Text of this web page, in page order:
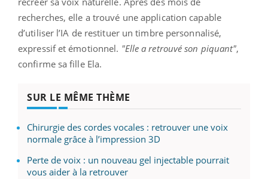
recherches, elle a trouvé une application capable
d’utiliser l’IA de restituer un timbre personnalisé,
expressif et émotionnel. "Elle a retrouvé son piquant",
confirme sa fille Ela.
SUR LE MÊME THÈME
Chirurgie des cordes vocales : retrouver une voix
normale grâce à l’impression 3D
Perte de voix : un nouveau gel injectable pourrait
vous aider à la retrouver